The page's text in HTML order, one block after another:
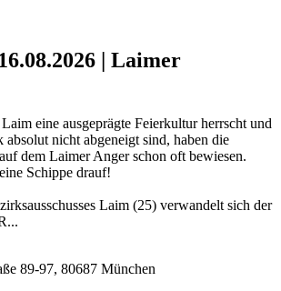
| Laimer
eine ausgeprägte Feierkultur herrscht und
nicht abgeneigt sind, haben die
dem Laimer Anger schon oft bewiesen.
Schippe drauf!
Laim (25) verwandelt sich der
89-97, 80687 München